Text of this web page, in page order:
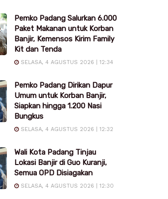
Pemko Padang Salurkan 6.000
Paket Makanan untuk Korban
Banjir, Kemensos Kirim Family
Kit dan Tenda
SELASA, 4 AGUSTUS 2026 | 12:34
Pemko Padang Dirikan Dapur
Umum untuk Korban Banjir,
Siapkan hingga 1.200 Nasi
Bungkus
SELASA, 4 AGUSTUS 2026 | 12:32
Wali Kota Padang Tinjau
Lokasi Banjir di Guo Kuranji,
Semua OPD Disiagakan
SELASA, 4 AGUSTUS 2026 | 12:30